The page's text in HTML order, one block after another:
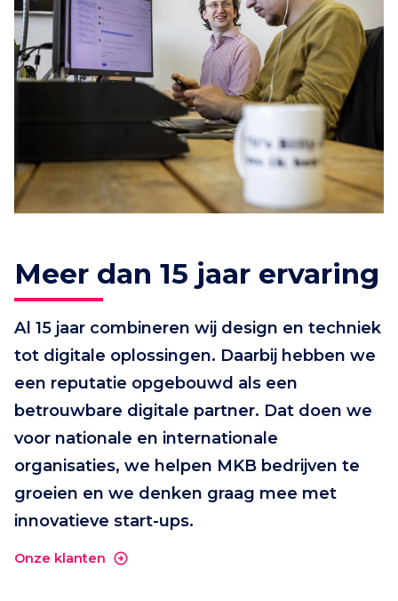
Meer dan 15 jaar ervaring
Al 15 jaar combineren wij design en techniek
tot digitale oplossingen. Daarbij hebben we
een reputatie opgebouwd als een
betrouwbare digitale partner. Dat doen we
voor nationale en internationale
organisaties, we helpen MKB bedrijven te
groeien en we denken graag mee met
innovatieve start-ups.
Onze klanten